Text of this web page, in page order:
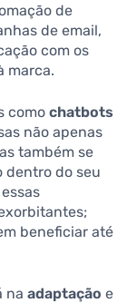
de
de email,
com os
marca.
como chatbots
não apenas
também se
dentro do seu
beneficiar até
na adaptação e